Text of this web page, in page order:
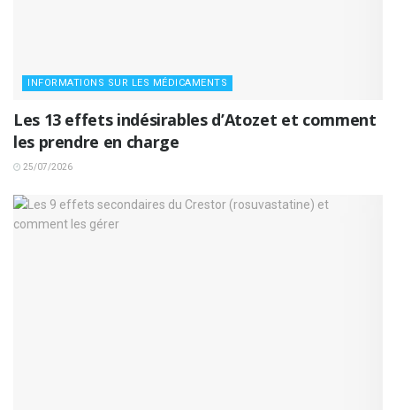
INFORMATIONS SUR LES MÉDICAMENTS
Les 13 effets indésirables d’Atozet et comment
les prendre en charge
25/07/2026